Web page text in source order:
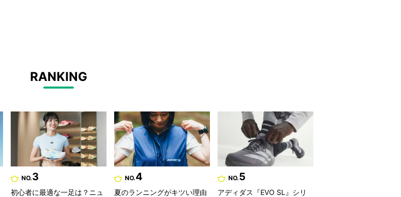
RANKING
NO.3
初心者に最適な一足は？ニュ
NO.4
夏のランニングがキツい理由
NO.5
アディダス『EVO SL』シリ